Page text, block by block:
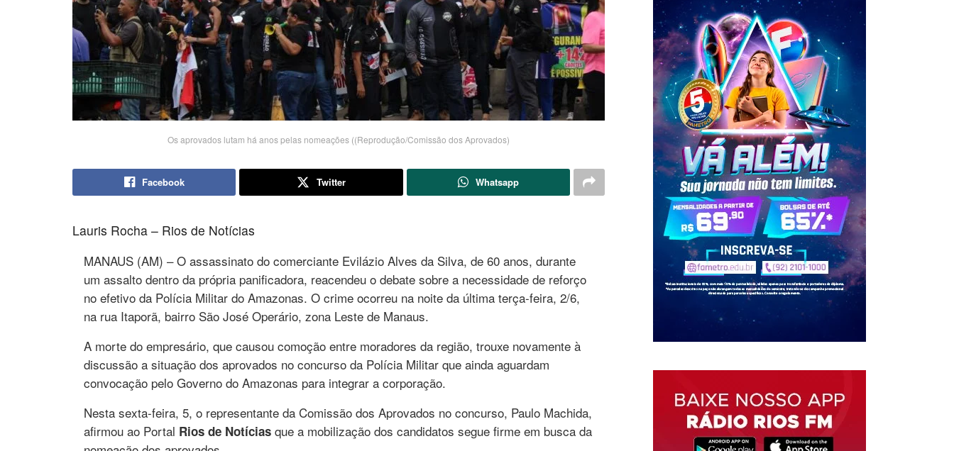
Os aprovados lutam há anos pelas nomeações ((Reprodução/Comissão dos Aprovados)
Facebook Twitter Whatsapp
Lauris Rocha – Rios de Notícias
MANAUS (AM) – O assassinato do comerciante Evilázio Alves da Silva, de 60 anos, durante
um assalto dentro da própria panificadora, reacendeu o debate sobre a necessidade de reforço
no efetivo da Polícia Militar do Amazonas. O crime ocorreu na noite da última terça-feira, 2/6,
na rua Itaporã, bairro São José Operário, zona Leste de Manaus.
A morte do empresário, que causou comoção entre moradores da região, trouxe novamente à
discussão a situação dos aprovados no concurso da Polícia Militar que ainda aguardam
convocação pelo Governo do Amazonas para integrar a corporação.
Nesta sexta-feira, 5, o representante da Comissão dos Aprovados no concurso, Paulo Machida,
afirmou ao Portal Rios de Notícias que a mobilização dos candidatos segue firme em busca da